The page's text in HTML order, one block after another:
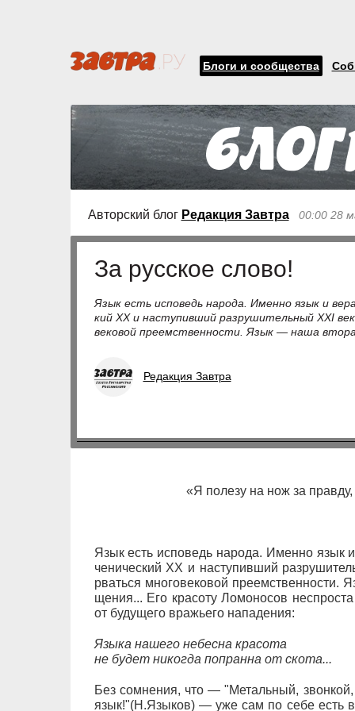
Блоги и сообщества
Авторский блог Редакция Завтра 00:00 28
За русское слово!
Язык есть ис­по­ведь на­ро­да. Имен­но язык и
кий ХХ и на­сту­пив­ший раз­ру­ши­тель­ный ХХI
ве­ко­вой пре­ем­ст­вен­но­с­ти. Язык — на­ша
Редакция Завтра
«Я по­ле­зу на нож за прав­ду,
Язык есть ис­по­ведь на­ро­да. Имен­но язык
че­ни­че­с­кий ХХ и на­сту­пив­ший
рвать­ся мно­го­ве­ко­вой
ще­ния... Его кра­со­ту Ло­мо­но­сов
от бу­ду­ще­го вра­жь­е­го на­па­де­ния:
Язы­ка на­ше­го не­бес­на кра­со­та
не бу­дет ни­ког­да попрaнна от ско­та...
Без со­мне­ния, что — "Ме­та­ль­ный,
язык!"(Н.Язы­ков) — уже сам по се­бе есть